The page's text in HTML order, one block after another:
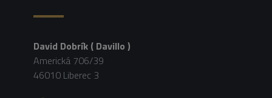
David Dobrík ( Davillo )
Americká 706/39
46010 Liberec 3